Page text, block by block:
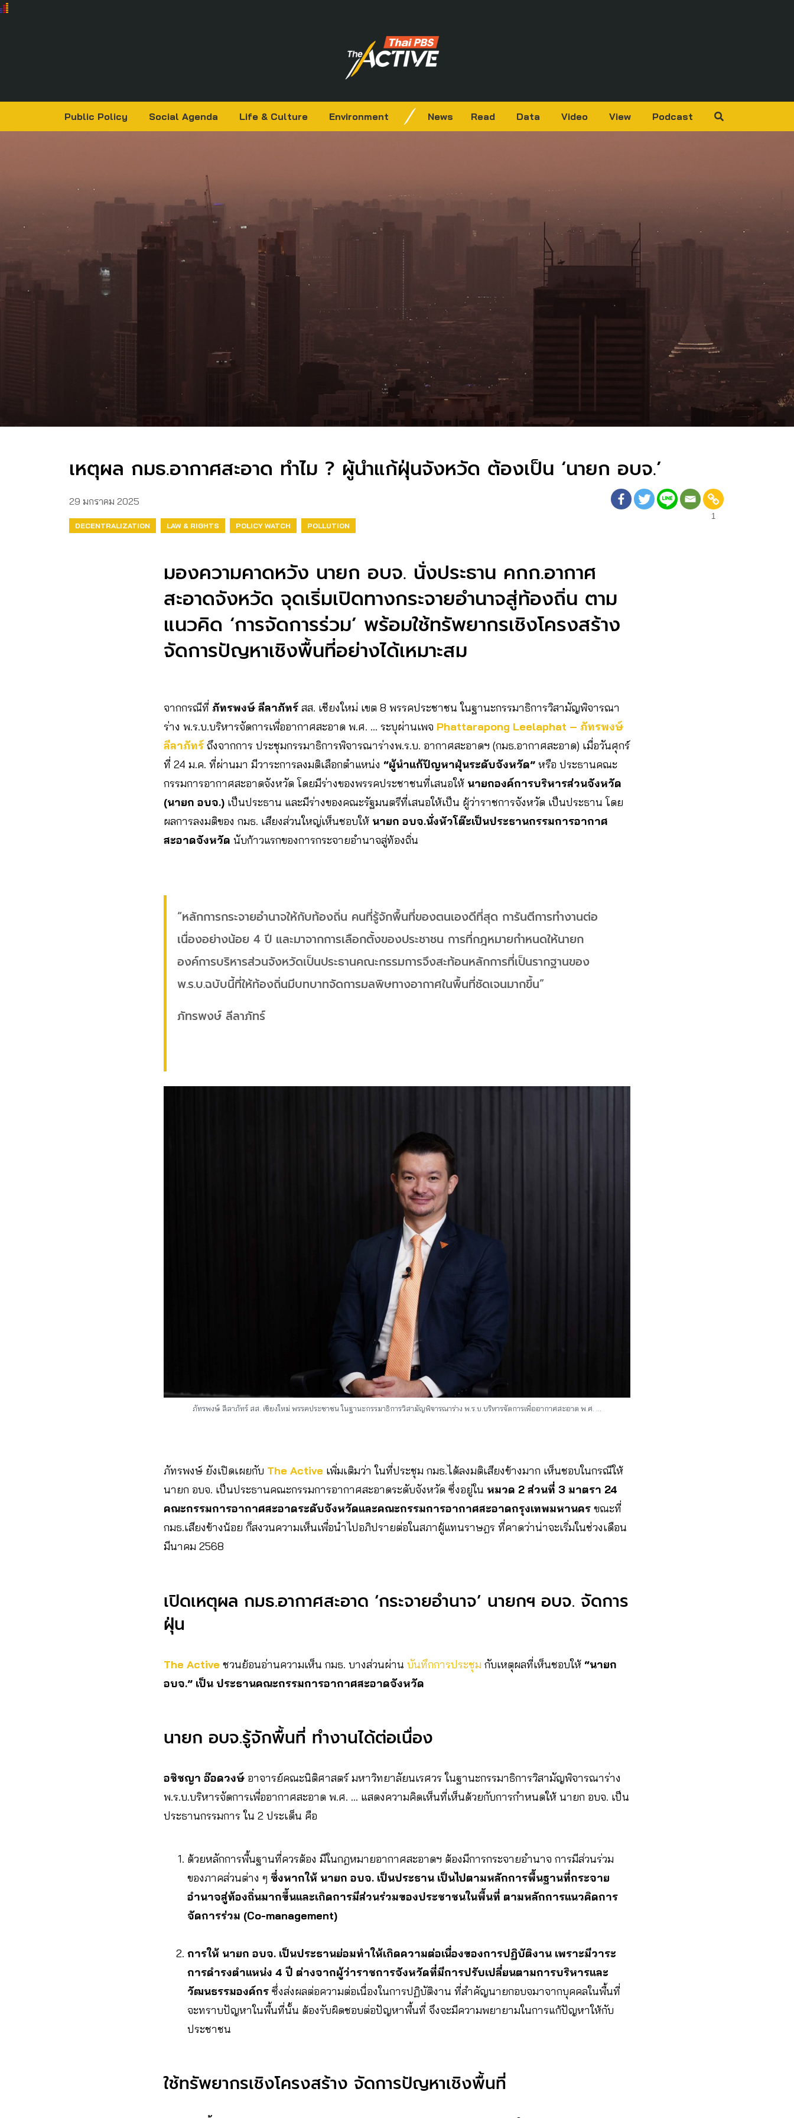
Public Policy Social Agenda Life & Culture Environment News Read Data Video View Podcast
เหตุผล กมธ.อากาศสะอาด ทำไม ? ผู้นำแก้ฝุ่นจังหวัด ต้องเป็น ‘นายก อบจ.’
29 มกราคม 2025
DECENTRALIZATION LAW & RIGHTS POLICY WATCH POLLUTION
1
มองความคาดหวัง นายก อบจ. นั่งประธาน คกก.อากาศ
สะอาดจังหวัด จุดเริ่มเปิดทางกระจายอำนาจสู่ท้องถิ่น ตาม
แนวคิด ‘การจัดการร่วม’ พร้อมใช้ทรัพยากรเชิงโครงสร้าง
จัดการปัญหาเชิงพื้นที่อย่างได้เหมาะสม
จากกรณีที่ ภัทรพงษ์ ลีลาภัทร์ สส. เชียงใหม่ เขต 8 พรรคประชาชน ในฐานะกรรมาธิการวิสามัญพิจารณา
ร่าง พ.ร.บ.บริหารจัดการเพื่ออากาศสะอาด พ.ศ. … ระบุผ่านเพจ Phattarapong Leelaphat – ภัทรพงษ์
ลีลาภัทร์ ถึงจากการ ประชุมกรรมาธิการพิจารณาร่างพ.ร.บ. อากาศสะอาดฯ (กมธ.อากาศสะอาด) เมื่อวันศุกร์
ที่ 24 ม.ค. ที่ผ่านมา มีวาระการลงมติเลือกตำแหน่ง “ผู้นำแก้ปัญหาฝุ่นระดับจังหวัด” หรือ ประธานคณะ
กรรมการอากาศสะอาดจังหวัด โดยมีร่างของพรรคประชาชนที่เสนอให้ นายกองค์การบริหารส่วนจังหวัด
(นายก อบจ.) เป็นประธาน และมีร่างของคณะรัฐมนตรีที่เสนอให้เป็น ผู้ว่าราชการจังหวัด เป็นประธาน โดย
ผลการลงมติของ กมธ. เสียงส่วนใหญ่เห็นชอบให้ นายก อบจ.นั่งหัวโต๊ะเป็นประธานกรรมการอากาศ
สะอาดจังหวัด นับก้าวแรกของการกระจายอำนาจสู่ท้องถิ่น
“หลักการกระจายอำนาจให้กับท้องถิ่น คนที่รู้จักพื้นที่ของตนเองดีที่สุด การันตีการทำงานต่อ
เนื่องอย่างน้อย 4 ปี และมาจากการเลือกตั้งของประชาชน การที่กฎหมายกำหนดให้นายก
องค์การบริหารส่วนจังหวัดเป็นประธานคณะกรรมการจึงสะท้อนหลักการที่เป็นรากฐานของ
พ.ร.บ.ฉบับนี้ที่ให้ท้องถิ่นมีบทบาทจัดการมลพิษทางอากาศในพื้นที่ชัดเจนมากขึ้น”
ภัทรพงษ์ ลีลาภัทร์
ภัทรพงษ์ ลีลาภัทร์ สส. เชียงใหม่ พรรคประชาชน ในฐานะกรรมาธิการวิสามัญพิจารณาร่าง พ.ร.บ.บริหารจัดการเพื่ออากาศสะอาด พ.ศ. …
ภัทรพงษ์ ยังเปิดเผยกับ The Active เพิ่มเติมว่า ในที่ประชุม กมธ.ได้ลงมติเสียงข้างมาก เห็นชอบในกรณีให้
นายก อบจ. เป็นประธานคณะกรรมการอากาศสะอาดระดับจังหวัด ซึ่งอยู่ใน หมวด 2 ส่วนที่ 3 มาตรา 24
คณะกรรมการอากาศสะอาดระดับจังหวัดและคณะกรรมการอากาศสะอาดกรุงเทพมหานคร ขณะที่
กมธ.เสียงข้างน้อย ก็สงวนความเห็นเพื่อนำไปอภิปรายต่อในสภาผู้แทนราษฎร ที่คาดว่าน่าจะเริ่มในช่วงเดือน
มีนาคม 2568
เปิดเหตุผล กมธ.อากาศสะอาด ‘กระจายอำนาจ’ นายกฯ อบจ. จัดการ
ฝุ่น
The Active ชวนย้อนอ่านความเห็น กมธ. บางส่วนผ่าน บันทึกการประชุม กับเหตุผลที่เห็นชอบให้ “นายก
อบจ.” เป็น ประธานคณะกรรมการอากาศสะอาดจังหวัด
นายก อบจ.รู้จักพื้นที่ ทำงานได้ต่อเนื่อง
อชิชญา อ๊อดวงษ์ อาจารย์คณะนิติศาสตร์ มหาวิทยาลัยนเรศวร ในฐานะกรรมาธิการวิสามัญพิจารณาร่าง
พ.ร.บ.บริหารจัดการเพื่ออากาศสะอาด พ.ศ. … แสดงความคิดเห็นที่เห็นด้วยกับการกำหนดให้ นายก อบจ. เป็น
ประธานกรรมการ ใน 2 ประเด็น คือ
ด้วยหลักการพื้นฐานที่ควรต้อง มีในกฎหมายอากาศสะอาดฯ ต้องมีการกระจายอำนาจ การมีส่วนร่วม
ของภาคส่วนต่าง ๆ ซึ่งหากให้ นายก อบจ. เป็นประธาน เป็นไปตามหลักการพื้นฐานที่กระจาย
อำนาจสู่ท้องถิ่นมากขึ้นและเกิดการมีส่วนร่วมของประชาชนในพื้นที่ ตามหลักการแนวคิดการ
จัดการร่วม (Co-management)
การให้ นายก อบจ. เป็นประธานย่อมทำให้เกิดความต่อเนื่องของการปฏิบัติงาน เพราะมีวาระ
การดำรงตำแหน่ง 4 ปี ต่างจากผู้ว่าราชการจังหวัดที่มีการปรับเปลี่ยนตามการบริหารและ
วัฒนธรรมองค์กร ซึ่งส่งผลต่อความต่อเนื่องในการปฏิบัติงาน ที่สำคัญนายกอบจมาจากบุคคลในพื้นที่
จะทราบปัญหาในพื้นที่นั้น ต้องรับผิดชอบต่อปัญหาพื้นที่ จึงจะมีความพยายามในการแก้ปัญหาให้กับ
ประชาชน
ใช้ทรัพยากรเชิงโครงสร้าง จัดการปัญหาเชิงพื้นที่